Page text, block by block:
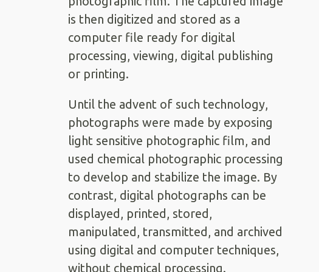
is then digitized and stored as a
computer file ready for digital
processing, viewing, digital publishing
or printing.
Until the advent of such technology,
photographs were made by exposing
light sensitive photographic film, and
used chemical photographic processing
to develop and stabilize the image. By
contrast, digital photographs can be
displayed, printed, stored,
manipulated, transmitted, and archived
using digital and computer techniques,
without chemical processing.